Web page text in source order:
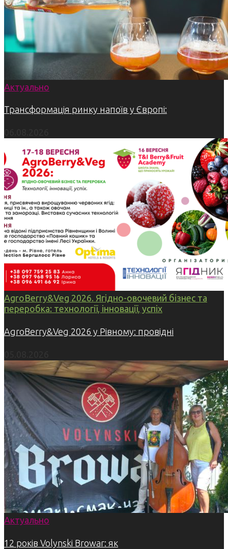
Актуально
Трансформація ринку напоїв у Європі:
AgroBerry&Veg 2026. Ягідно-овочевий бізнес та
переробка: технології, інновації, успіх
AgroBerry&Veg 2026 у Рівному: провідні
Актуально
12 років Volynski Browar: як